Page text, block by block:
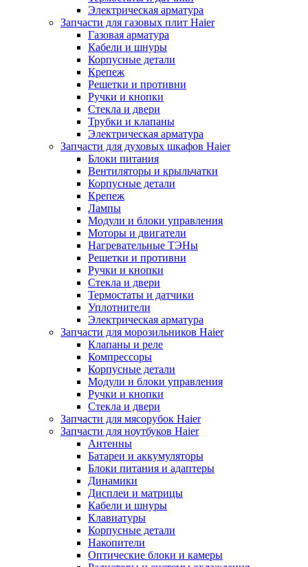
Электрическая арматура
Запчасти для газовых плит Haier
Газовая арматура
Кабели и шнуры
Корпусные детали
Крепеж
Решетки и противни
Ручки и кнопки
Стекла и двери
Трубки и клапаны
Электрическая арматура
Запчасти для духовых шкафов Haier
Блоки питания
Вентиляторы и крыльчатки
Корпусные детали
Крепеж
Лампы
Модули и блоки управления
Моторы и двигатели
Нагревательные ТЭНы
Решетки и противни
Ручки и кнопки
Стекла и двери
Термостаты и датчики
Уплотнители
Электрическая арматура
Запчасти для морозильников Haier
Клапаны и реле
Компрессоры
Корпусные детали
Модули и блоки управления
Ручки и кнопки
Стекла и двери
Запчасти для мясорубок Haier
Запчасти для ноутбуков Haier
Антенны
Батареи и аккумуляторы
Блоки питания и адаптеры
Динамики
Дисплеи и матрицы
Кабели и шнуры
Клавиатуры
Корпусные детали
Накопители
Оптические блоки и камеры